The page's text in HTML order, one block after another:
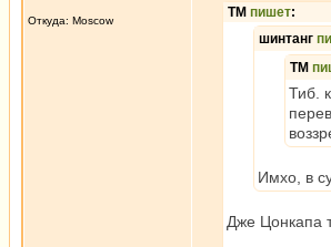
Откуда: Moscow
ТМ пишет:
шинтанг
ТМ
Тиб.
Имхо, в
Дже Цонкапа